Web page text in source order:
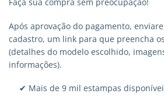
Faça sua compra sem preocupação!
Após aprovação do pagamento,
cadastro, um link para que preencha
(detalhes do modelo escolhido,
informações).
✔ Mais de 9 mil estampas